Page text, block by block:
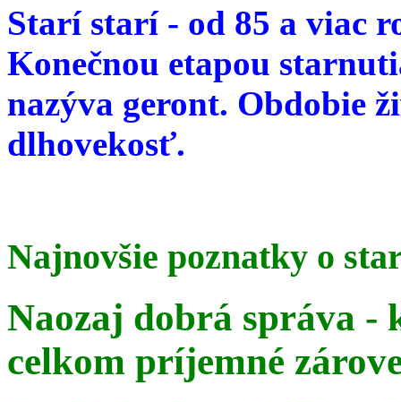
Starí starí - od 85 a viac
Konečnou etapou
nazýva geront. Obdobie
dlhovekosť.
Najnovšie poznatky o
Naozaj dobrá správa -
celkom príjemné